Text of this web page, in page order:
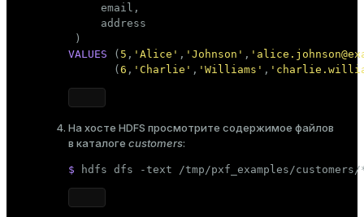
     email,
     address
VALUES ( 5 , 'Alice' , 'Johnson' ,
       (
6 , 'Charlie' , 'Williams' ,
На хосте HDFS просмотрите содержимое файлов
в каталоге customers:
$ hdfs dfs -text /tmp/pxf_examples/customers/